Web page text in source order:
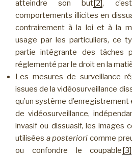
atteindre son but[2],
comportements illicites en
contrairement à la loi et à la
usage par les particuliers, ce
partie intégrante des tâches
réglementé par le droit en la
Les mesures de surveillance
issues de la vidéosurveillance
qu’un système
de vidéosurveillance,
invasif ou dissuasif, les images
utilisées a posteriori comme
ou confondre le coupable[3]